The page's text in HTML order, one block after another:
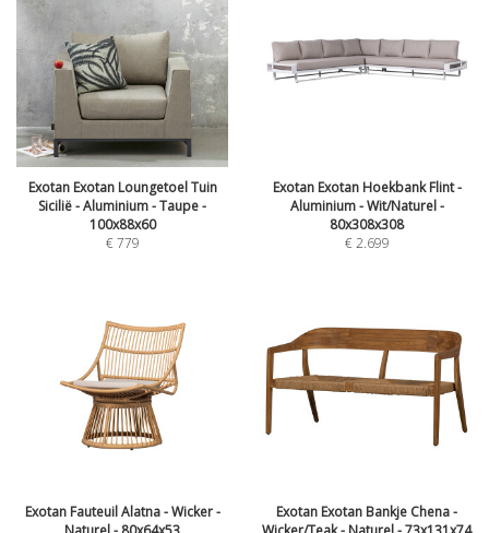
Exotan Exotan Loungetoel Tuin
Sicilië - Aluminium - Taupe -
100x88x60
€779
Exotan Exotan Hoekbank Flint -
Aluminium - Wit/Naturel -
80x308x308
€2.699
Exotan Fauteuil Alatna - Wicker -
Exotan Exotan Bankje Chena -